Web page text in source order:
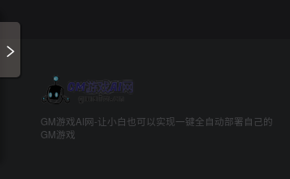
GM游戏AI网-让小白也可以实现一键全自动部署自己的
GM游戏